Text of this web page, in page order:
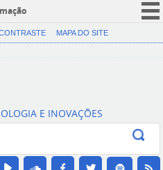
CORONAVÍRUS (COVID-19)
Canais
MAPA DO SITE
E INOVAÇÕES